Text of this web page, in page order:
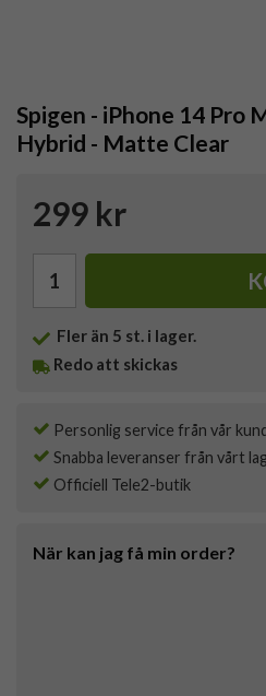
Spigen - iPhone 14 Pro
Hybrid - Matte Clear
299 kr
Fler än 5 st. i lager.
Redo att skickas
Personlig service från vår
Snabba leveranser från vårt
Officiell Tele2-butik
När kan jag få min order?